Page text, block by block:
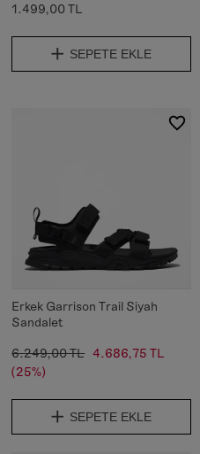
1.499,00 TL
SEPETE EKLE
Erkek Garrison Trail Siyah
Sandalet
6.249,00 TL 4.686,75 TL
(25%)
SEPETE EKLE